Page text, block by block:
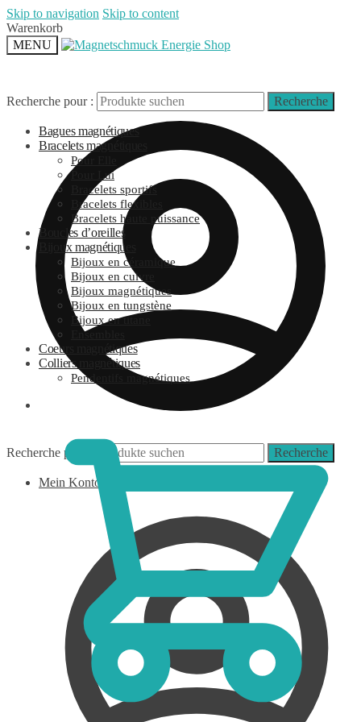
Skip to navigation Skip to content
Warenkorb
MENU
Recherche pour : Recherche
Mein Konto
Recherche pour : Recherche
Bagues magnétiques
Bracelets magnétiques
Pour Elle
Pour Lui
Bracelets sportifs
Bracelets flexibles
Bracelets haute puissance
Boucles d’oreilles
Bijoux magnétiques
Bijoux en céramique
Bijoux en cuivre
Bijoux magnétiques
Bijoux en tungstène
Bijoux en titane
Ensembles
Coeurs magnétiques
Colliers magnétiques
Pendentifs magnétiques